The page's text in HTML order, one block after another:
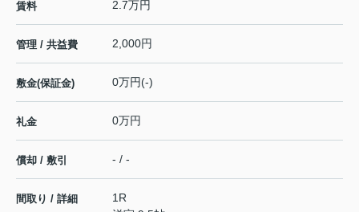
賃料 2.7万円
管理 / 共益費 2,000円
敷金(保証金) 0万円(-)
礼金 0万円
償却 / 敷引 - / -
間取り / 詳細
1R